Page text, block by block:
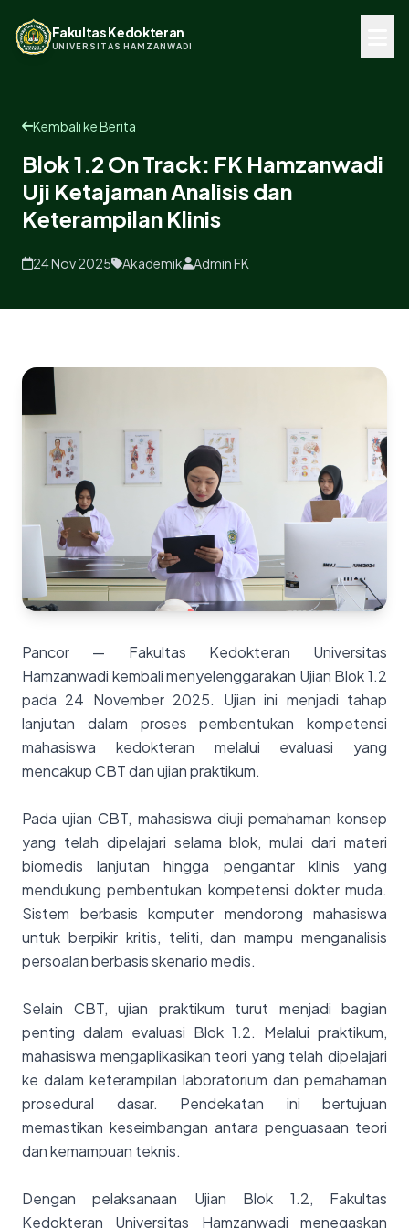
Fakultas Kedokteran
UNIVERSITAS HAMZANWADI
Kembali ke Berita
Blok 1.2 On Track: FK Hamzanwadi
Uji Ketajaman Analisis dan
Keterampilan Klinis
24 Nov 2025 Akademik Admin FK
Pancor — Fakultas Kedokteran Universitas
Hamzanwadi kembali menyelenggarakan Ujian Blok 1.2
pada 24 November 2025. Ujian ini menjadi tahap
lanjutan dalam proses pembentukan kompetensi
mahasiswa kedokteran melalui evaluasi yang
mencakup CBT dan ujian praktikum.
Pada ujian CBT, mahasiswa diuji pemahaman konsep
yang telah dipelajari selama blok, mulai dari materi
biomedis lanjutan hingga pengantar klinis yang
mendukung pembentukan kompetensi dokter muda.
Sistem berbasis komputer mendorong mahasiswa
untuk berpikir kritis, teliti, dan mampu menganalisis
persoalan berbasis skenario medis.
Selain CBT, ujian praktikum turut menjadi bagian
penting dalam evaluasi Blok 1.2. Melalui praktikum,
mahasiswa mengaplikasikan teori yang telah dipelajari
ke dalam keterampilan laboratorium dan pemahaman
prosedural dasar. Pendekatan ini bertujuan
memastikan keseimbangan antara penguasaan teori
dan kemampuan teknis.
Dengan pelaksanaan Ujian Blok 1.2, Fakultas
Kedokteran Universitas Hamzanwadi menegaskan